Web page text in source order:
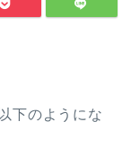
下のようにな